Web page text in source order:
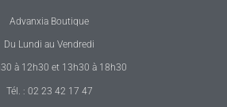
Advanxia Boutique
Du Lundi au Vendredi
à 12h30 et 13h30 à 18h30
Tél. : 02 23 42 17 47